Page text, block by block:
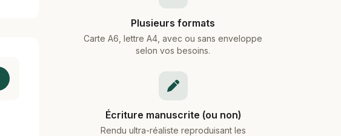
Plusieurs formats
Carte A6, lettre A4, avec ou sans enveloppe
selon vos besoins.
Écriture manuscrite (ou non)
Rendu ultra-réaliste reproduisant les